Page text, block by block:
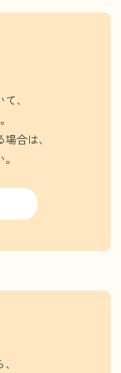
、
合は、